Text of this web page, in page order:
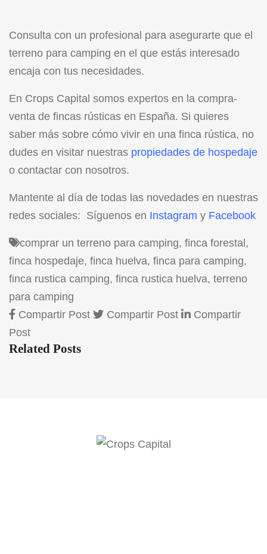
Consulta con un profesional para asegurarte que el
terreno para camping en el que estás interesado
encaja con tus necesidades.
En Crops Capital somos expertos en la compra-
venta de fincas rústicas en España. Si quieres
saber más sobre cómo vivir en una finca rústica, no
dudes en visitar nuestras propiedades de hospedaje
o contactar con nosotros.
Mantente al día de todas las novedades en nuestras
redes sociales: Síguenos en Instagram y Facebook
comprar un terreno para camping, finca forestal ,
finca hospedaje, finca huelva, finca para camping,
finca rustica camping, finca rustica huelva, terreno
para camping
Compartir Post
Compartir Post
Compartir
Post
Related Posts